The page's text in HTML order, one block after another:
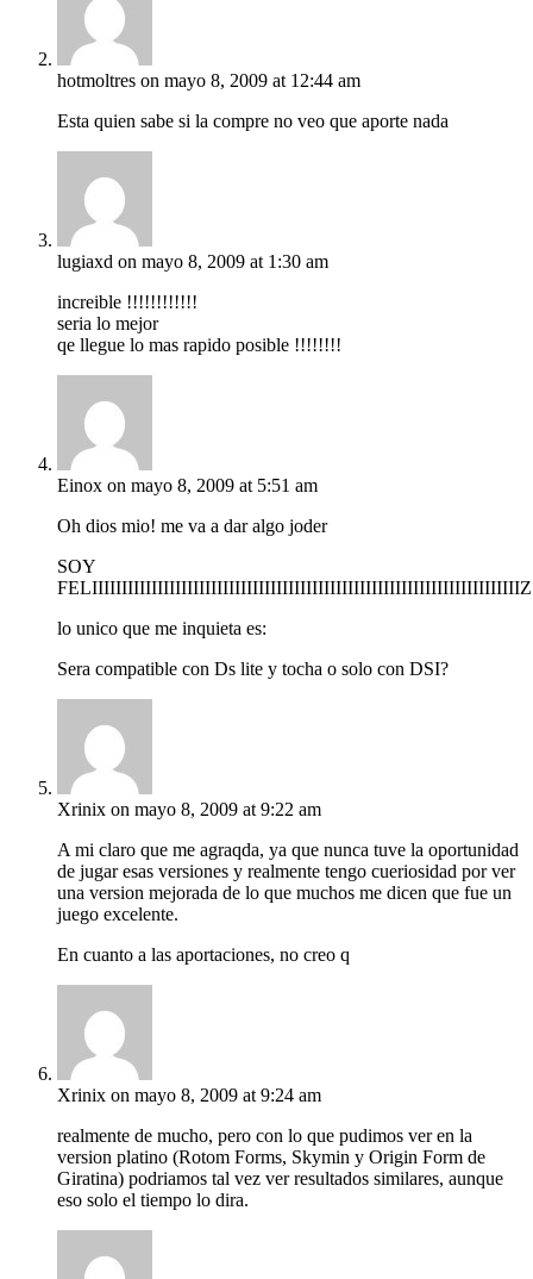
hotmoltres on mayo 8, 2009 at 12:44 am
Esta quien sabe si la compre no veo que aporte nada
lugiaxd on mayo 8, 2009 at 1:30 am
increible !!!!!!!!!!!!
seria lo mejor
qe llegue lo mas rapido posible !!!!!!!!
Einox on mayo 8, 2009 at 5:51 am
Oh dios mio! me va a dar algo joder
SOY
FELIIIIIIIIIIIIIIIIIIIIIIIIIIIIIIIIIIIIIIIIIIIIIIIIIIIIIIIIIIIIIIIIIIIIIIIIZ
lo unico que me inquieta es:
Sera compatible con Ds lite y tocha o solo con DSI?
Xrinix on mayo 8, 2009 at 9:22 am
A mi claro que me agraqda, ya que nunca tuve la oportunidad
de jugar esas versiones y realmente tengo cueriosidad por ver
una version mejorada de lo que muchos me dicen que fue un
juego excelente.
En cuanto a las aportaciones, no creo q
Xrinix on mayo 8, 2009 at 9:24 am
realmente de mucho, pero con lo que pudimos ver en la
version platino (Rotom Forms, Skymin y Origin Form de
Giratina) podriamos tal vez ver resultados similares, aunque
eso solo el tiempo lo dira.